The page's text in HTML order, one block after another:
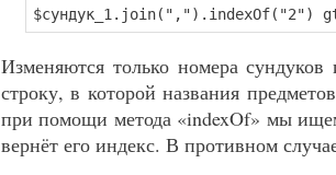
$сундук_1.join(",").indexOf("2")
Изменяются только номера
строку, в которой названия
при помощи метода «indexOf» мы
вернёт его индекс. В противном